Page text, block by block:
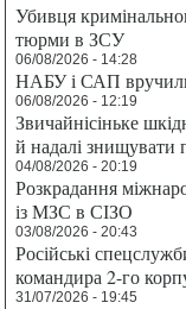
Убивця
тюрми в ЗСУ
06/08/2026 - 14:28
НАБУ і САП
06/08/2026 - 12:19
Звичайнісіньке
й надалі знищувати
04/08/2026 - 20:19
Розкрадання
із МЗС в СІЗО
03/08/2026 - 20:43
Російські
командира 2-го
31/07/2026 - 19:45